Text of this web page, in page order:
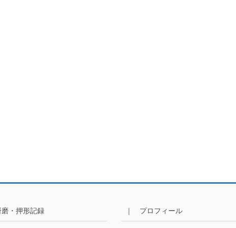
・押形記録 ｜ プロフィール